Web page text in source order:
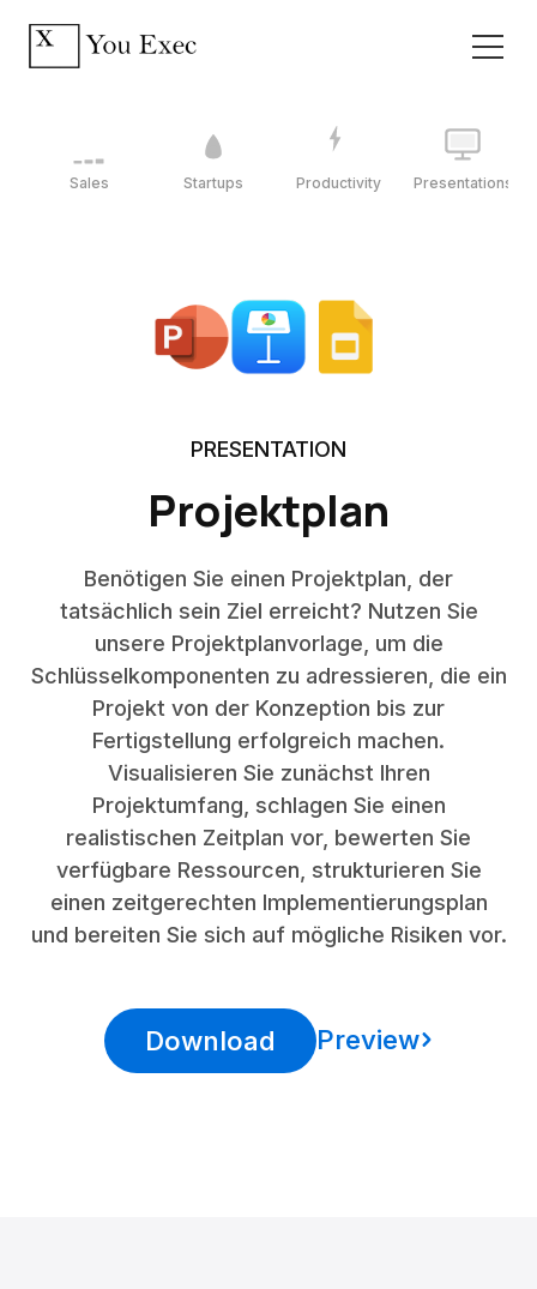
Sales Startups Productivity Presentations
PRESENTATION
Projektplan
Benötigen Sie einen Projektplan, der
tatsächlich sein Ziel erreicht? Nutzen Sie
unsere Projektplanvorlage, um die
Schlüsselkomponenten zu adressieren, die ein
Projekt von der Konzeption bis zur
Fertigstellung erfolgreich machen.
Visualisieren Sie zunächst Ihren
Projektumfang, schlagen Sie einen
realistischen Zeitplan vor, bewerten Sie
verfügbare Ressourcen, strukturieren Sie
einen zeitgerechten Implementierungsplan
und bereiten Sie sich auf mögliche Risiken vor.
Download Preview